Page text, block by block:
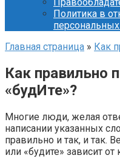
Политика в
Главная страница » Как
Как правильно
«будИте»?
Многие люди, желая
написании указанных
правильно и так, и так.
или «будите» зависит от